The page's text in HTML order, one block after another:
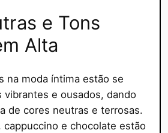
e Tons
Alta
na moda íntima estão se
vibrantes e ousados, dando
de cores neutras e terrosas.
cappuccino e chocolate estão